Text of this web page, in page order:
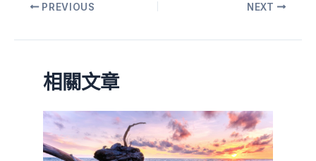
PREVIOUS NEXT
相關文章